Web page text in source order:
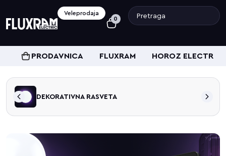
Veleprodaja
0
PRODAVNICA FLUXRAM HOROZ ELECTRIC
DEKORATIVNA RASVETA